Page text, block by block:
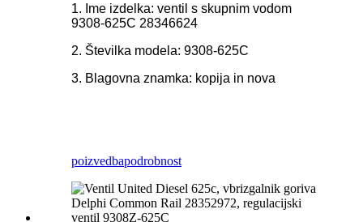
1. Ime izdelka: ventil s skupnim vodom
9308-625C 28346624
2. Številka modela: 9308-625C
3. Blagovna znamka: kopija in nova
poizvedbapodrobnost